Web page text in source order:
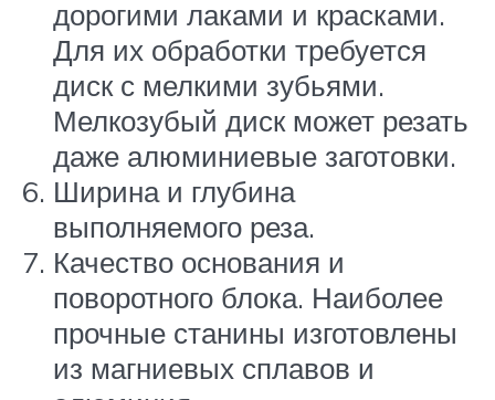
дорогими лаками и красками.
Для их обработки требуется
диск с мелкими зубьями.
Мелкозубый диск может резать
даже алюминиевые заготовки.
Ширина и глубина
выполняемого реза.
Качество основания и
поворотного блока. Наиболее
прочные станины изготовлены
из магниевых сплавов и